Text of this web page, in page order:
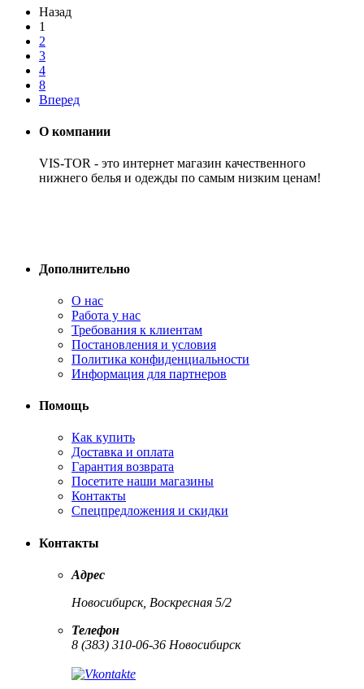
Назад
1
2
3
4
8
Вперед
О компании
VIS-TOR - это интернет магазин качественного
нижнего белья и одежды по самым низким ценам!
Дополнительно
О нас
Работа у нас
Требования к клиентам
Постановления и условия
Политика конфиденциальности
Информация для партнеров
Помощь
Как купить
Доставка и оплата
Гарантия возврата
Посетите наши магазины
Контакты
Спецпредложения и скидки
Контакты
Адрес
Новосибирск, Воскресная 5/2
Телефон
8 (383) 310-06-36 Новосибирск